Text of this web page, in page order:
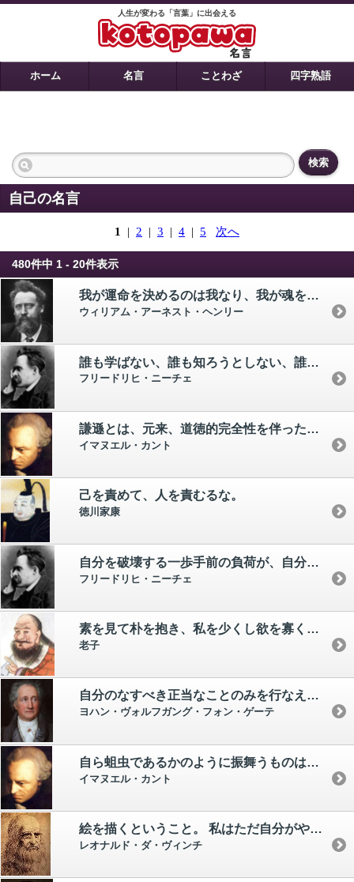
人生が変わる「言葉」に出会える
ホーム 名言 ことわざ 四字熟語
検索
自己の名言
1 | 2 | 3 | 4 | 5 次へ
480件中 1 - 20件表示
我が運命を決めるのは我なり、我が魂を制するのは我なり。
ウィリアム・アーネスト・ヘンリー
誰も学ばない、誰も知ろうとしない、誰も教えない。 ――孤独に耐えることを。
フリードリヒ・ニーチェ
謙遜とは、元来、道徳的完全性を伴った自らの価値の比較以外のなにものでもない。
イマヌエル・カント
己を責めて、人を責むるな。
徳川家康
自分を破壊する一歩手前の負荷が、自分を強くしてくれる。
フリードリヒ・ニーチェ
素を見て朴を抱き、私を少くし欲を寡くせん。
老子
自分のなすべき正当なことのみを行なえ。 そのほかのことはおのずからなされよう。
ヨハン・ヴォルフガング・フォン・ゲーテ
自ら蛆虫であるかのように振舞うものは、踏みつけられたとき、泣き言をいってはならない。
イマヌエル・カント
絵を描くということ。 私はただ自分がやりたいと思うことをやっているだけだ。
レオナルド・ダ・ヴィンチ